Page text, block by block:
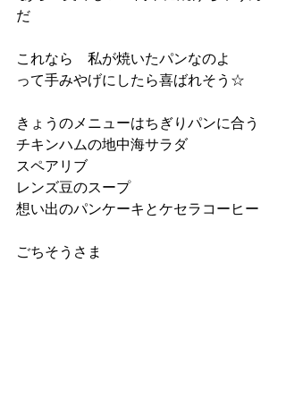
だ
これなら　私が焼いたパンなのよ
って手みやげにしたら喜ばれそう☆
きょうのメニューはちぎりパンに合う
チキンハムの地中海サラダ
スペアリブ
レンズ豆のスープ
想い出のパンケーキとケセラコーヒー
ごちそうさま